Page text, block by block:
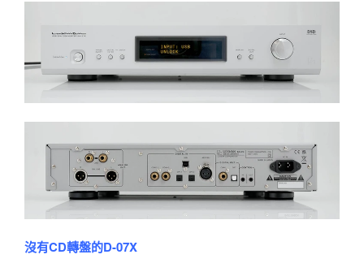
沒有CD轉盤的D-07X